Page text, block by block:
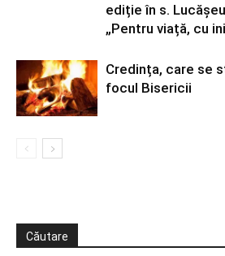
ediție în s.
„Pentru viață, cu
Credința, care se
focul Bisericii
Căutare